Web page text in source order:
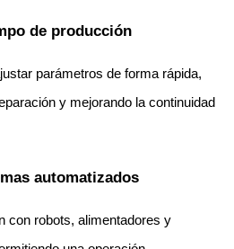
de producción
parámetros de forma rápida,
y mejorando la continuidad
automatizados
con robots, alimentadores y